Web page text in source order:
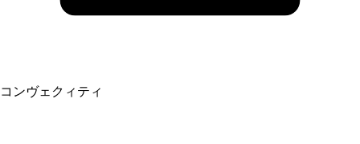
コンヴェクィティ